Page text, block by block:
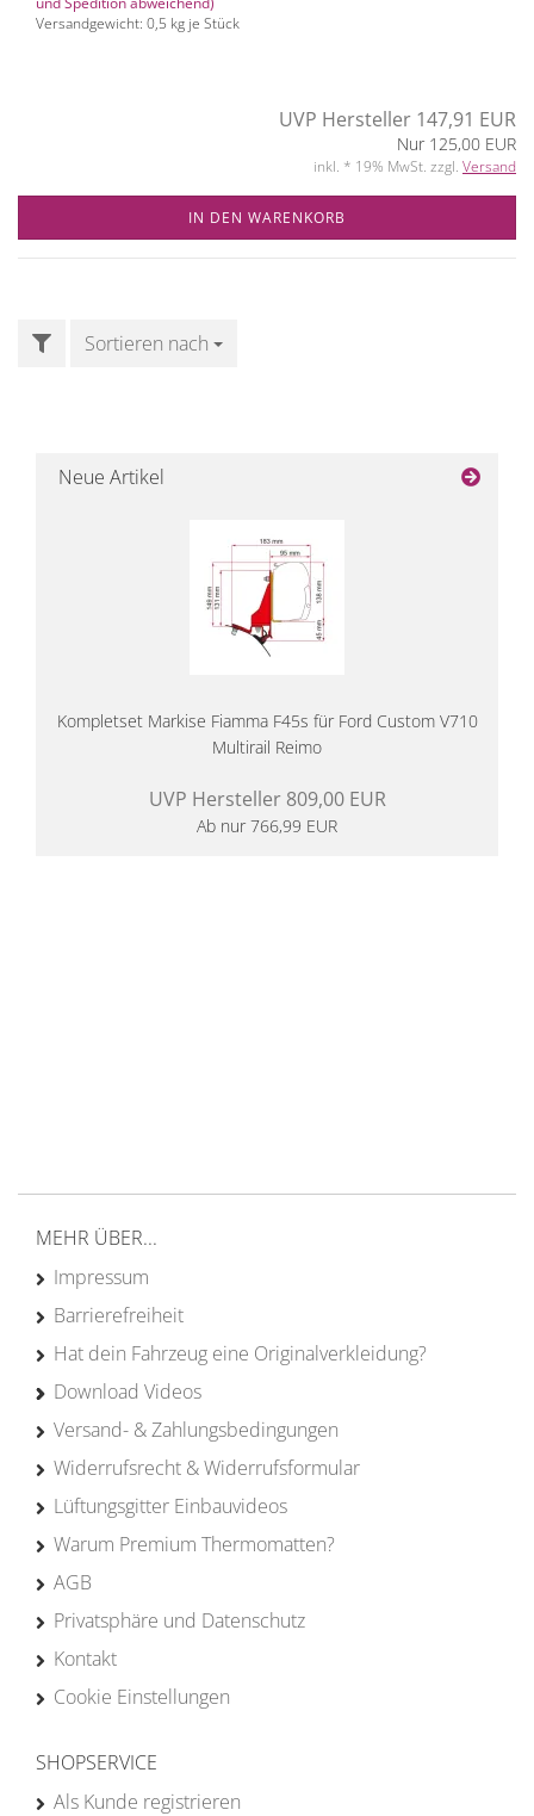
Versandgewicht: 0,5 kg je Stück
UVP Hersteller 147,91 EUR
Nur 125,00 EUR
inkl. * 19% MwSt. zzgl. Versand
IN DEN WARENKORB
FILTERSortieren nach
Sortieren nach
Neue Artikel
Kompletset Markise Fiamma F45s für Ford Custom V710
Multirail Reimo
UVP Hersteller 809,00 EUR
Ab nur 766,99 EUR
MEHR ÜBER...
Impressum
Barrierefreiheit
Hat dein Fahrzeug eine Originalverkleidung?
Download Videos
Versand- & Zahlungsbedingungen
Widerrufsrecht & Widerrufsformular
Lüftungsgitter Einbauvideos
Warum Premium Thermomatten?
AGB
Privatsphäre und Datenschutz
Kontakt
Cookie Einstellungen
SHOPSERVICE
Als Kunde registrieren